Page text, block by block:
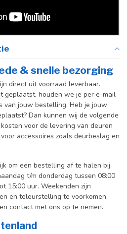
& snelle bezorging
direct uit voorraad leverbaar.
geplaatst, houden we je per e-mail
van jouw bestelling. Heb je jouw
Dan kunnen wij de volgende
voor de levering van deuren
accessoires zoals deurbeslag en
om een bestelling af te halen bij
t/m donderdag tussen 08:00
15:00 uur. Weekenden zijn
en teleurstelling te voorkomen,
contact met ons op te nemen.